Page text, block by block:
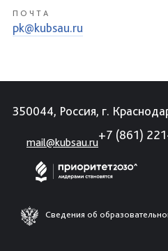
ПОЧТА
pk@kubsau.ru
350044, Россия, г.
mail@kubsau.ru
+7 (861)
Сведения об